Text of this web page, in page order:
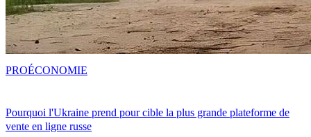
Pourquoi l'Ukraine prend pour cible la plus grande plateforme de
vente en ligne russe
PROÉCONOMIE